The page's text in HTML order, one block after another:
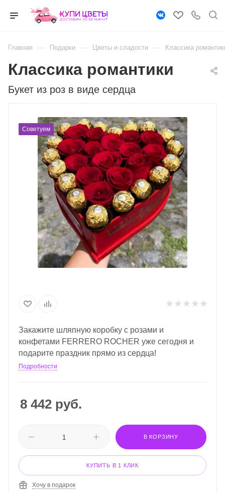
Главная — Подарки — Цветы и сладости — Классика
Букет из роз в виде сердца
Классика романтики
Советуем
Закажите шляпную коробку с розами и
конфетами FERRERO ROCHER уже сегодня и
подарите праздник прямо из сердца!
Подробности
8 442 руб.
В КОРЗИНУ
КУПИТЬ В 1 КЛИК
Хочу в подарок